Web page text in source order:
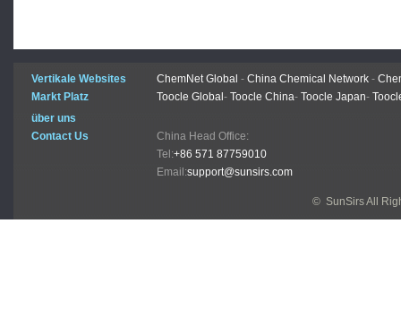
Vertikale Websites ChemNet Global - China Chemical Network -
Markt Platz
Toocle Global - Toocle China- Toocle Japan-
über uns
Contact Us
China Head Office:
Tel:+86 571 87759010
Email:support@sunsirs.com
© SunSirs All